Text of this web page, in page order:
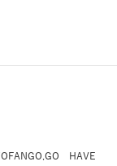
HAVE